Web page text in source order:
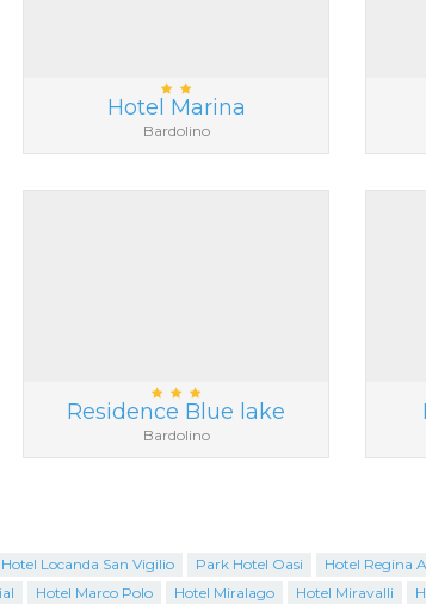
Hotel Marina
Bardolino
Residence Blue lake
Bardolino
Hotel Locanda San Vigilio Park Hotel Oasi Hotel Regina
Hotel Marco Polo Hotel Miralago Hotel Miravalli